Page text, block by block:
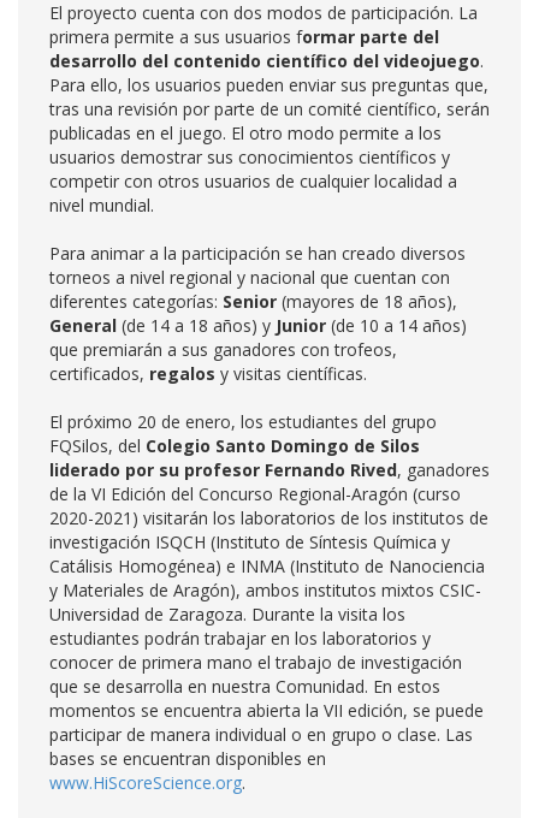
El proyecto cuenta con dos modos de participación. La
primera permite a sus usuarios formar parte del
desarrollo del contenido científico del videojuego.
Para ello, los usuarios pueden enviar sus preguntas que,
tras una revisión por parte de un comité científico, serán
publicadas en el juego. El otro modo permite a los
usuarios demostrar sus conocimientos científicos y
competir con otros usuarios de cualquier localidad a
nivel mundial.
Para animar a la participación se han creado diversos
torneos a nivel regional y nacional que cuentan con
diferentes categorías: Senior (mayores de 18 años),
General (de 14 a 18 años) y Junior (de 10 a 14 años)
que premiarán a sus ganadores con trofeos,
certificados, regalos y visitas científicas.
El próximo 20 de enero, los estudiantes del grupo
FQSilos, del Colegio Santo Domingo de Silos
liderado por su profesor Fernando Rived, ganadores
de la VI Edición del Concurso Regional-Aragón (curso
2020-2021) visitarán los laboratorios de los institutos de
investigación ISQCH (Instituto de Síntesis Química y
Catálisis Homogénea) e INMA (Instituto de Nanociencia
y Materiales de Aragón), ambos institutos mixtos CSIC-
Universidad de Zaragoza. Durante la visita los
estudiantes podrán trabajar en los laboratorios y
conocer de primera mano el trabajo de investigación
que se desarrolla en nuestra Comunidad. En estos
momentos se encuentra abierta la VII edición, se puede
participar de manera individual o en grupo o clase. Las
bases se encuentran disponibles en
www.HiScoreScience.org.